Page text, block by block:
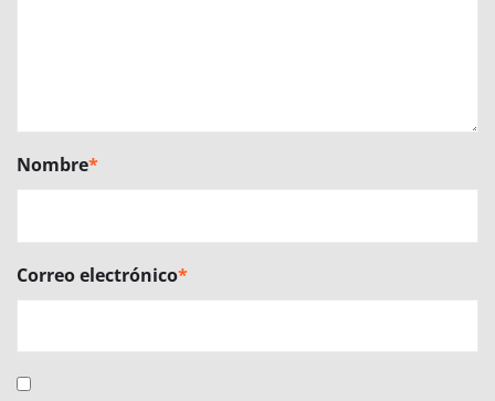
Nombre*
Correo electrónico*